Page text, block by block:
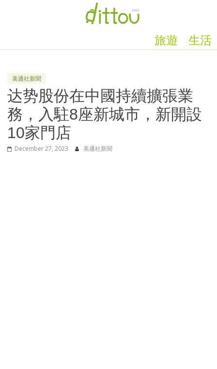
生活
旅遊
美通社新聞
达势股份在中國持續擴張業
務，入駐8座新城市，新開設
10家門店
December 27, 2023 美通社新聞